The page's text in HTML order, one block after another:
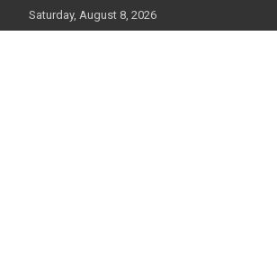
to
Saturday, August 8, 2026